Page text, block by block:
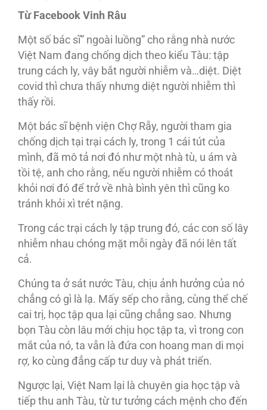
Từ Facebook Vinh Râu
Một số bác sĩ” ngoài luồng” cho rằng nhà nước
Việt Nam đang chống dịch theo kiểu Tàu: tập
trung cách ly, vây bắt người nhiễm và…diệt. Diệt
covid thì chưa thấy nhưng diệt người nhiễm thì
thấy rồi.
Một bác sĩ bệnh viện Chợ Rẫy, người tham gia
chống dịch tại trại cách ly, trong 1 cái tút của
mình, đã mô tả nơi đó như một nhà tù, u ám và
tồi tệ, anh cho rằng, nếu người nhiễm có thoát
khỏi nơi đó để trở về nhà bình yên thì cũng ko
tránh khỏi xì trét nặng.
Trong các trại cách ly tập trung đó, các con số lây
nhiễm nhau chóng mặt mỗi ngày đã nói lên tất
cả.
Chúng ta ở sát nước Tàu, chịu ảnh hưởng của nó
chẳng có gì là lạ. Mấy sếp cho rằng, cùng thể chế
cai trị, học tập qua lại cũng chẳng sao. Nhưng
bọn Tàu còn lâu mới chịu học tập ta, vì trong con
mắt của nó, ta vẫn là đứa con hoang man di mọi
rợ, ko cùng đẳng cấp tư duy và phát triển.
Ngược lại, Việt Nam lại là chuyên gia học tập và
tiếp thu anh Tàu, từ tư tưởng cách mệnh cho đến